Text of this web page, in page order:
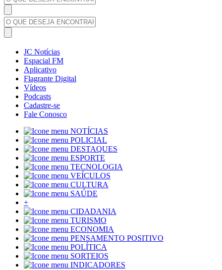
JC Notícias
Espacial FM
Aplicativo
Flagrante Digital
Vídeos
Podcasts
Cadastre-se
Fale Conosco
NOTÍCIAS
POLICIAL
DESTAQUES
ESPORTE
TECNOLOGIA
VEÍCULOS
CULTURA
SAÚDE
+
CIDADANIA
TURISMO
ECONOMIA
PENSAMENTO POSITIVO
POLÍTICA
SORTEIOS
INDICADORES